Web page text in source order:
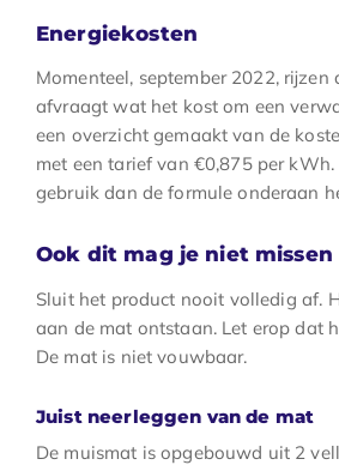
Energiekosten
Momenteel, september 2022,
afvraagt wat het kost om een
een overzicht gemaakt van de
met een tarief van €0,875 per
gebruik dan de formule onderaan
Ook dit mag je niet missen
Sluit het product nooit volledig af.
aan de mat ontstaan. Let erop dat
De mat is niet vouwbaar.
Juist neerleggen van de mat
De muismat is opgebouwd uit 2